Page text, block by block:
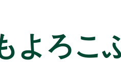
よろこ